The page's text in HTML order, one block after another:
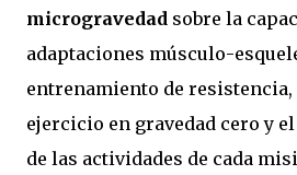
microgravedad sobre la
adaptaciones músculo-
entrenamiento de resistencia,
ejercicio en gravedad cero y
de las actividades de cada